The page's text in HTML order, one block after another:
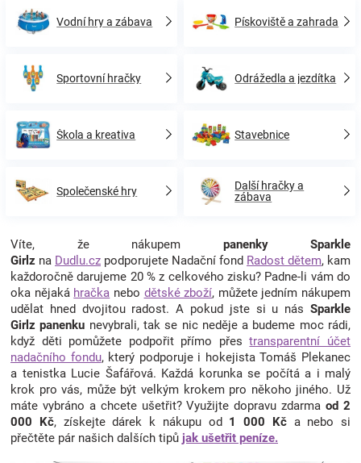
Vodní hry a zábava Pískoviště a zahrada
Sportovní hračky Odrážedla a jezdítka
Škola a kreativa Stavebnice
Společenské hry
Další hračky a
zábava
Víte, že nákupem panenky Sparkle
Girlz na Dudlu.cz podporujete Nadační fond Radost dětem, kam
každoročně darujeme 20 % z celkového zisku? Padne-li vám do
oka nějaká hračka nebo dětské zboží, můžete jedním nákupem
udělat hned dvojitou radost. A pokud jste si u nás Sparkle
Girlz panenku nevybrali, tak se nic neděje a budeme moc rádi,
když děti pomůžete podpořit přímo přestransparentní účet
nadačního fondu, který podporuje i hokejista Tomáš Plekanec
a tenistka Lucie Šafářová. Každá korunka se počítá a i malý
krok pro vás, může být velkým krokem pro někoho jiného. Už
máte vybráno a chcete ušetřit? Využijte dopravu zdarmaod 2
000 Kč, získejte dárek k nákupu od 1 000 Kča nebo si
přečtěte pár našich dalších tipů jak ušetřit peníze.